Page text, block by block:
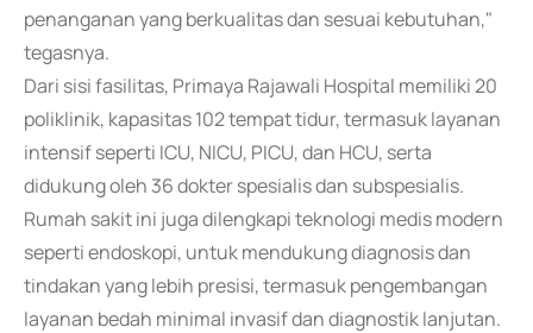
penanganan yang berkualitas dan sesuai kebutuhan,"
tegasnya.
Dari sisi fasilitas, Primaya Rajawali Hospital memiliki 20
poliklinik, kapasitas 102 tempat tidur, termasuk layanan
intensif seperti ICU, NICU, PICU, dan HCU, serta
didukung oleh 36 dokter spesialis dan subspesialis.
Rumah sakit ini juga dilengkapi teknologi medis modern
seperti endoskopi, untuk mendukung diagnosis dan
tindakan yang lebih presisi, termasuk pengembangan
layanan bedah minimal invasif dan diagnostik lanjutan.